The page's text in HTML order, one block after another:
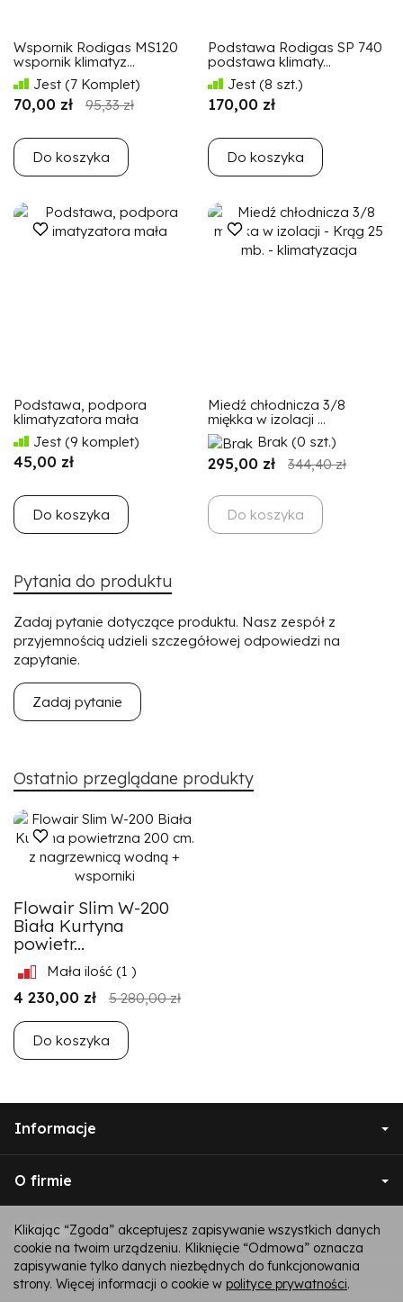
Wspornik Rodigas MS120
wspornik klimatyz...
Jest (7 Komplet)
70,00 zł 95,33 zł
Do koszyka
Podstawa Rodigas SP 740
podstawa klimaty...
Jest (8 szt.)
170,00 zł
Do koszyka
Podstawa, podpora
klimatyzatora mała
Jest (9 komplet)
45,00 zł
Do koszyka
Miedź chłodnicza 3/8
miękka w izolacji ...
Brak (0 szt.)
295,00 zł 344,40 zł
Do koszyka
Pytania do produktu
Zadaj pytanie dotyczące produktu. Nasz zespół z
przyjemnością udzieli szczegółowej odpowiedzi na
zapytanie.
Zadaj pytanie
Ostatnio przeglądane produkty
Flowair Slim W-200
Biała Kurtyna
powietr...
Mała ilość (1 )
4 230,00 zł 5 280,00 zł
Do koszyka
Informacje
O firmie
Kontakt
Klikając “Zgoda” akceptujesz zapisywanie wszystkich danych
cookie na twoim urządzeniu. Kliknięcie “Odmowa” oznacza
zapisywanie tylko danych niezbędnych do funkcjonowania
strony. Więcej informacji o cookie w polityce prywatności.